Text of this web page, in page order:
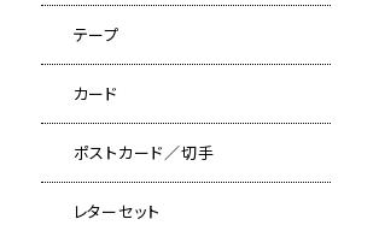
テープ
カード
ポストカード／切手
レターセット